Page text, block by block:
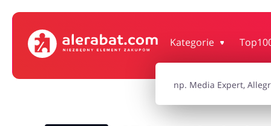
Kategorie